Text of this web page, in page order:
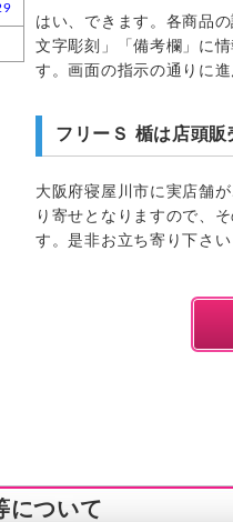
はい、できます。各商品
文字彫刻」「備考欄」に
す。画面の指示の通りに
フリーＳ 楯は店頭
大阪府寝屋川市に実店舗
り寄せとなりますので、
す。是非お立ち寄り下さ
について